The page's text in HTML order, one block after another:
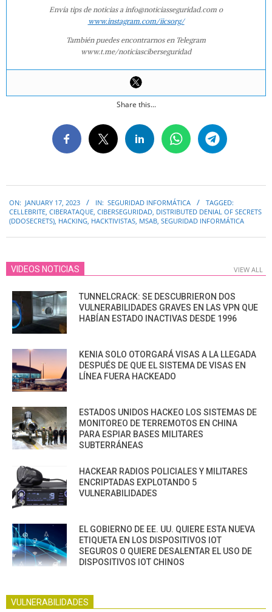
Envía tips de noticias a info@noticiasseguridad.com o
www.instagram.com/iicsorg/
También puedes encontrarnos en Telegram
www.t.me/noticiasciberseguridad
Share this...
01-
17
ON: JANUARY 17, 2023 IN: SEGURIDAD INFORMÁTICA
TAGGED:
CELLEBRITE CIBERATAQUE CIBERSEGURIDAD DISTRIBUTED DENIAL OF SECRETS
(DDOSECRETS) HACKING HACKTIVISTAS MSAB SEGURIDAD INFORMÁTICA
VIDEOS NOTICIAS VIEW ALL
TUNNELCRACK: SE DESCUBRIERON DOS
VULNERABILIDADES GRAVES EN LAS VPN QUE
HABÍAN ESTADO INACTIVAS DESDE 1996
KENIA SOLO OTORGARÁ VISAS A LA LLEGADA
DESPUÉS DE QUE EL SISTEMA DE VISAS EN
LÍNEA FUERA HACKEADO
ESTADOS UNIDOS HACKEO LOS SISTEMAS DE
MONITOREO DE TERREMOTOS EN CHINA
PARA ESPIAR BASES MILITARES
SUBTERRÁNEAS
HACKEAR RADIOS POLICIALES Y MILITARES
ENCRIPTADAS EXPLOTANDO 5
VULNERABILIDADES
EL GOBIERNO DE EE. UU. QUIERE ESTA NUEVA
ETIQUETA EN LOS DISPOSITIVOS IOT
SEGUROS O QUIERE DESALENTAR EL USO DE
DISPOSITIVOS IOT CHINOS
VULNERABILIDADES